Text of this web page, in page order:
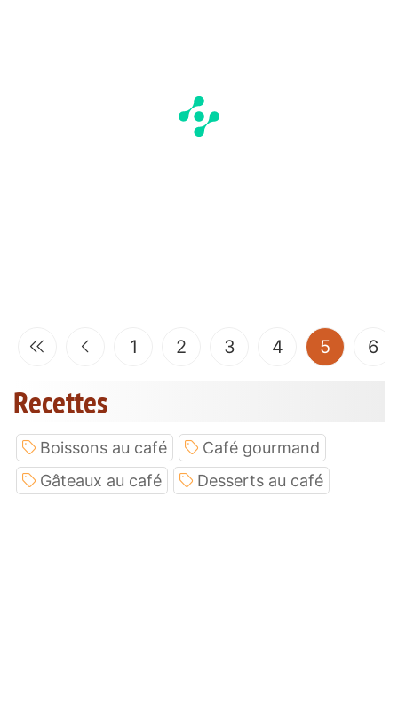
1 2 3 4 5 6
Recettes
Boissons au café
Café gourmand
Gâteaux au café
Desserts au café